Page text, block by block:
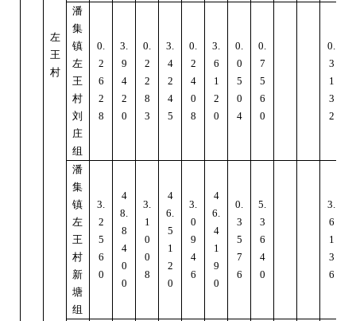
左
王
村
潘
集
镇
左
王
村
刘
庄
组
0.
2
6
2
8
3.
9
4
2
0
0.
2
2
8
3
3.
4
2
4
5
0.
2
4
0
8
3.
6
1
2
0
0.
0
5
0
4
0.
7
5
6
0
0.
3
1
3
2
潘
集
镇
左
王
村
新
塘
组
3.
2
5
6
0
4
8.
8
4
0
0
3.
1
0
0
8
4
6.
5
1
2
0
3.
0
9
4
6
4
6.
4
1
9
0
0.
3
5
7
6
5.
3
6
4
0
3.
6
1
3
6